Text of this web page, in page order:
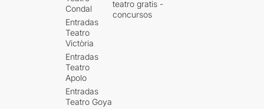
Condal
Entradas
Teatro
Victòria
Entradas
Teatro
Apolo
Entradas
Teatro Goya
teatro gratis -
concursos